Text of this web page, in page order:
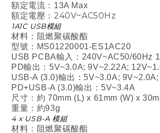
額定電流：13A Max
額定電壓：240V~AC50Hz
1A1C USB模組
材料：阻燃聚碳酸酯
型號：MS01220001-ES1AC20
USB PCBA輸入：240V~AC50/60Hz
PD輸出：5V~3.0A; 9V~2.22A;
USB-A (3.0)輸出：5V~3.0A;
PD+USB-A (3.0)輸出：5V~3.4A
尺寸：約 70mm (L) x 61mm (W) x
重量：約93g
4 x USB-A 模組
材料：阻燃聚碳酸酯